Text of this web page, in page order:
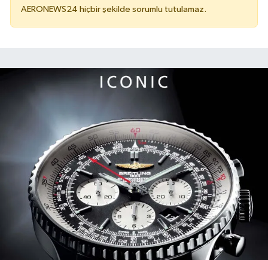
AERONEWS24 hiçbir şekilde sorumlu tutulamaz.